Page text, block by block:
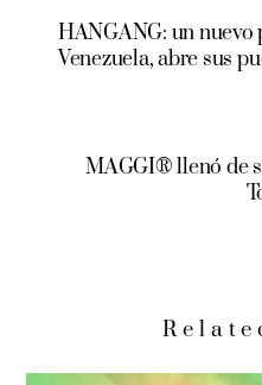
HANGANG: un nuevo
Venezuela, abre sus
MAGGI® llenó de